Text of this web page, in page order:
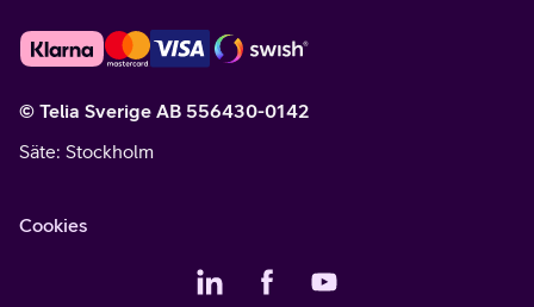
© Telia Sverige AB 556430-0142
Säte: Stockholm
Cookies